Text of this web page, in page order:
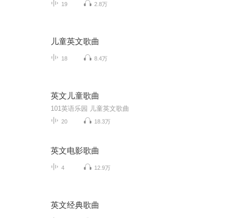
19 2.8万
儿童英文歌曲
18 8.4万
英文儿童歌曲
101英语乐园 儿童英文歌曲
20 18.3万
英文电影歌曲
4 12.9万
英文经典歌曲